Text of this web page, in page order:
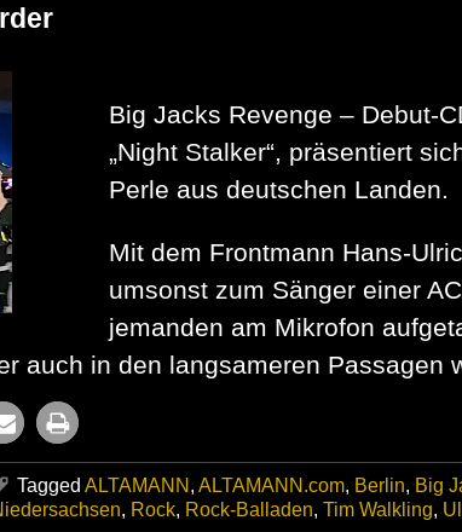
Big Jacks Revenge – Debut-
„Night Stalker“, präsentiert
Perle aus deutschen Landen.
Mit dem Frontmann Hans-
umsonst zum Sänger einer
jemanden am Mikrofon
auch in den langsameren Passagen
Tagged ALTAMANN , ALTAMANN.com, Berlin, Big
, Rock, Rock-Balladen, Tim Walkling,